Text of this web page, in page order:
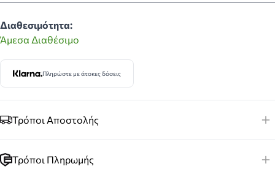
Διαθεσιμότητα:
Άμεσα Διαθέσιμο
Πληρώστε με άτοκες δόσεις
Τρόποι Αποστολής
Τρόποι Πληρωμής